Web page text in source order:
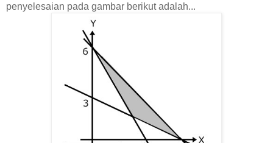
penyelesaian pada gambar berikut adalah...